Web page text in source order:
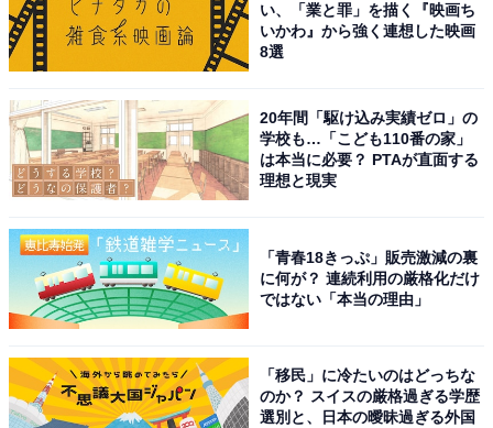
い、「業と罪」を描く『映画ち
いかわ』から強く連想した映画
8選
20年間「駆け込み実績ゼロ」の
学校も…「こども110番の家」
は本当に必要？ PTAが直面する
理想と現実
「青春18きっぷ」販売激減の裏
に何が？ 連続利用の厳格化だけ
ではない「本当の理由」
「移民」に冷たいのはどっちな
のか？ スイスの厳格過ぎる学歴
選別と、日本の曖昧過ぎる外国